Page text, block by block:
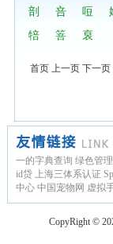
剖 咅 哣
犃
箁 裒
首页 上一页 下一页
一的字典查询 绿色管
id贷 上海三体系认证
中心 中国宠物网 虚拟
CopyRight ©